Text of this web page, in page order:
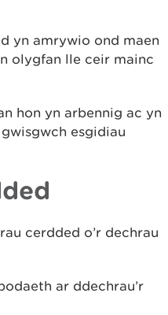
yn amrywio ond maen
olygfan lle ceir mainc
hon yn arbennig ac yn
esgidiau
cerdded o’r dechrau
ar ddechrau’r